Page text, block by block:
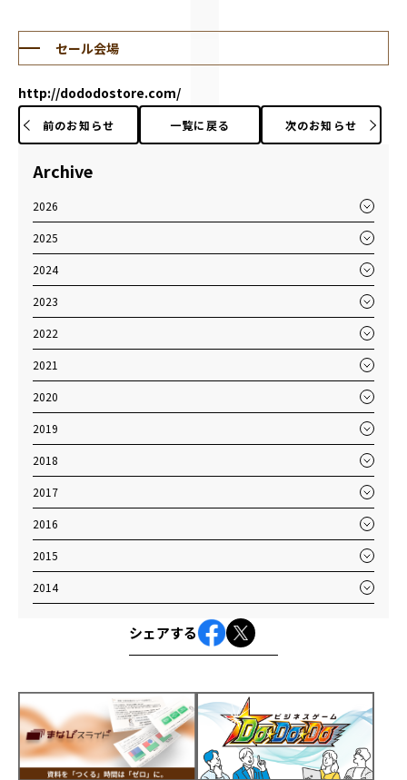
セール会場
http://dododostore.com/
Archive
2026
2025
2024
2023
2022
2021
2020
2019
2018
2017
2016
2015
2014
前のお知らせ 一覧に戻る 次のお知らせ
シェアする